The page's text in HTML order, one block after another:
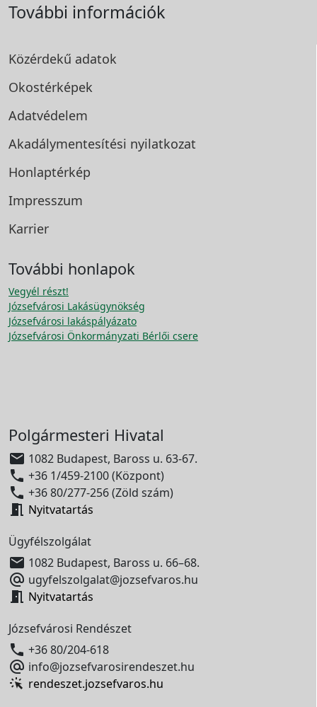
További információk
Közérdekű adatok
Okostérképek
Adatvédelem
Akadálymentesítési nyilatkozat
Honlaptérkép
Impresszum
Karrier
További honlapok
Vegyél részt!
Józsefvárosi Lakásügynökség
Józsefvárosi lakáspályázato
Józsefvárosi Önkormányzati Bérlői csere
Polgármesteri Hivatal
 1082 Budapest, Baross u. 63-67.
 +36 1/459-2100 (Központ)
 +36 80/277-256 (Zöld szám)
 Nyitvatartás
Ügyfélszolgálat
 1082 Budapest, Baross u. 66–68.
 ugyfelszolgalat@jozsefvaros.hu
 Nyitvatartás
Józsefvárosi Rendészet
 +36 80/204-618
 info@jozsefvarosirendeszet.hu
rendeszet.jozsefvaros.hu